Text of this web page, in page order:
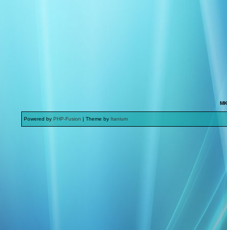
Powered by PHP-Fusion | Theme by Itanium